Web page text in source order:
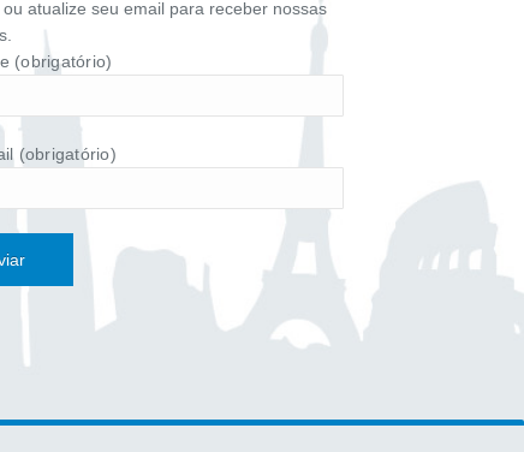
atualize seu email para receber nossas
(obrigatório)
(obrigatório)